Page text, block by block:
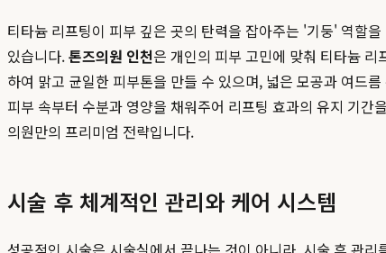
티타늄 리프팅이 피부 깊은 곳의 탄력을 잡아주는 '기둥' 역할
있습니다.톤즈의원 인천은 개인의 피부 고민에 맞춰 티타늄
하여 맑고 균일한 피부톤을 만들 수 있으며, 넓은 모공과 여드
피부 속부터 수분과 영양을 채워주어 리프팅 효과의 유지 기
의원만의 프리미엄 전략입니다.
시술 후 체계적인 관리와 케어 시스템